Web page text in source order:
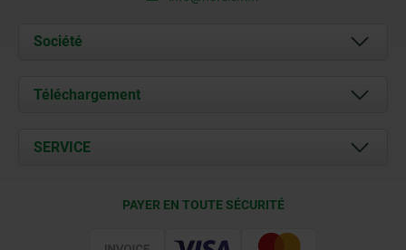
Société
À propos de nous
Contact
Téléchargement
Documents
SERVICE
PAYER EN TOUTE SÉCURITÉ